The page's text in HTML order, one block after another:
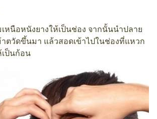
หนือหนังยางให้เป็นช่อง จากนั้นนำปลาย
ตวัดขึ้นมา แล้วสอดเข้าไปในช่องที่แหวก
เป็นก้อน